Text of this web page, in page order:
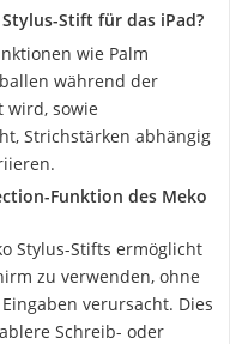
Stift für das iPad?
wie Palm
während der
wird, sowie
Strichstärken abhängig
Funktion des Meko
Stylus-Stifts ermöglicht
zu verwenden, ohne
verursacht. Dies
Schreib- oder